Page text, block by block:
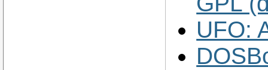
UFO: